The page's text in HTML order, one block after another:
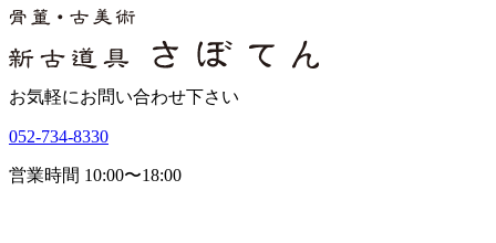
お気軽にお問い合わせ下さい
052-734-8330
営業時間 10:00〜18:00